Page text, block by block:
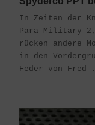
In Zeiten der
Para Military
rücken andere
in den
Feder von Fred